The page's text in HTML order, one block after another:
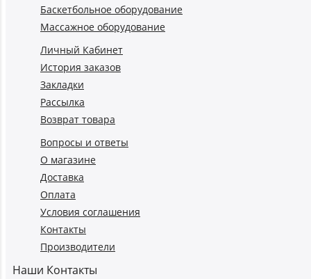
Баскетбольное оборудование
Массажное оборудование
Личный Кабинет
История заказов
Закладки
Рассылка
Возврат товара
Вопросы и ответы
О магазине
Доставка
Оплата
Условия соглашения
Контакты
Производители
Наши Контакты